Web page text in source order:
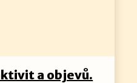
a objevů.